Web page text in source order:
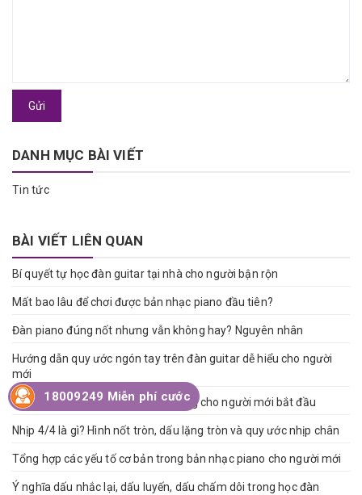
Gửi
DANH MỤC BÀI VIẾT
Tin tức
BÀI VIẾT LIÊN QUAN
Bí quyết tự học đàn guitar tại nhà cho người bận rộn
Mất bao lâu để chơi được bản nhạc piano đầu tiên?
Đàn piano đúng nốt nhưng vẫn không hay? Nguyên nhân
Hướng dẫn quy ước ngón tay trên đàn guitar dễ hiểu cho người
mới
Bật mí 5 bước học piano thành công cho người mới bắt đầu
Nhịp 4/4 là gì? Hình nốt tròn, dấu lặng tròn và quy ước nhịp chân
Tổng hợp các yếu tố cơ bản trong bản nhạc piano cho người mới
Ý nghĩa dấu nhắc lại, dấu luyến, dấu chấm dôi trong học đàn
18009249 Miễn phí cước